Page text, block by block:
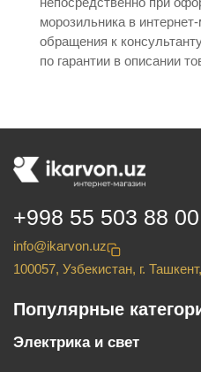
морозильника в
обращения к
по гарантии в описании
+998 55 503 88 00
info@ikarvon.uz
100057, Узбекистан, г.
Популярные
Электрика и свет